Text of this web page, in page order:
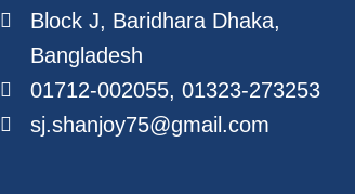
Block J, Baridhara Dhaka,
Bangladesh
01712-002055, 01323-273253
sj.shanjoy75@gmail.com